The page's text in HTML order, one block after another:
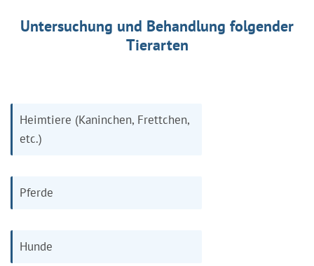
Untersuchung und Behandlung folgender
Tierarten
Heimtiere (Kaninchen, Frettchen,
etc.)
Pferde
Hunde